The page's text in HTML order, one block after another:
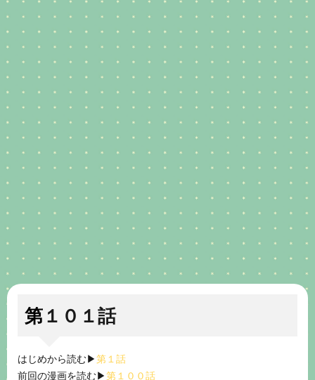
第１０１話
はじめから読む▶︎第１話
前回の漫画を読む▶︎第１００話